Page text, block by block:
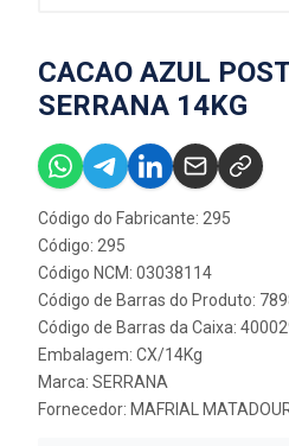
CACAO AZUL
SERRANA 14KG
Código do Fabricante: 295
Código: 295
Código NCM: 03038114
Código de Barras do Produto:
Código de Barras da Caixa:
Embalagem: CX/14Kg
Marca: SERRANA
Fornecedor: MAFRIAL